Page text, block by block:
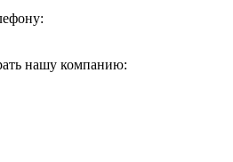
нашу компанию: